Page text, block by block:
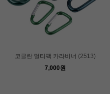
코글란 멀티팩 카라비너 (2513)
7,000원